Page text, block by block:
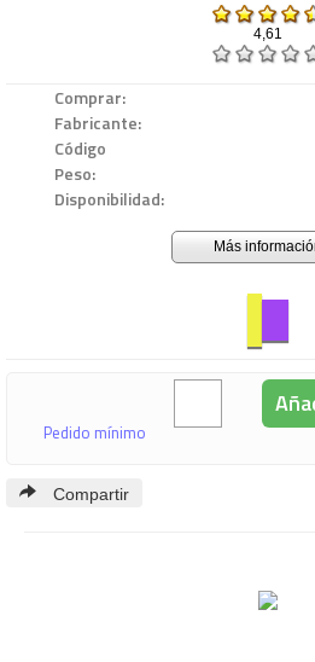
4,61
Comprar:
Fabricante:
Código
Peso:
Disponibilidad:
Más
Pedido mínimo
Compartir